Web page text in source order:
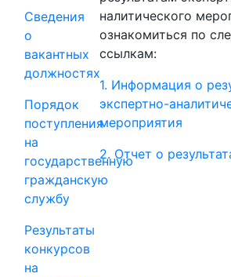
Сведения
о
вакантных
должностях
Порядок
поступления
на
государственную
гражданскую
службу
Результаты
конкурсов
на
налитического
ознакомиться по
ссылкам:
1. Информация о
экспертно-
мероприятия
2. Отчет о